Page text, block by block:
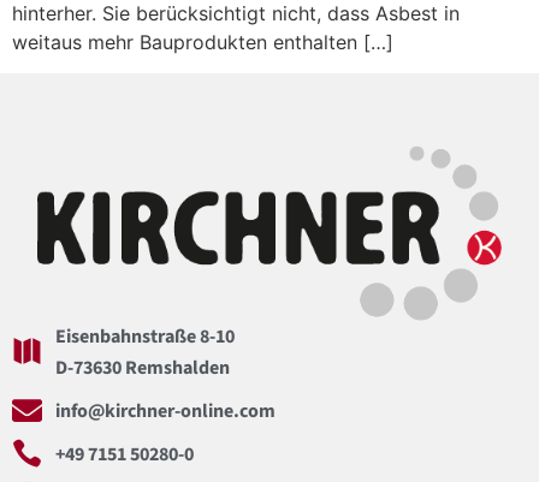
hinterher. Sie berücksichtigt nicht, dass Asbest in
weitaus mehr Bauprodukten enthalten […]
Eisenbahnstraße 8-10
D-73630 Remshalden
info@kirchner-online.com
+49 7151 50280-0